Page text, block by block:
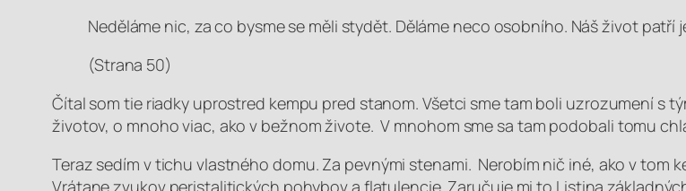
Neděláme nic, za co bysme se měli stydět. Děláme neco osobního. Náš život patří
(Strana 50)
Čítal som tie riadky uprostred kempu pred stanom. Všetci sme tam boli uzrozumení s
životov, o mnoho viac, ako v bežnom živote. V mnohom sme sa tam podobali tomu
Teraz sedím v tichu vlastného domu. Za pevnými stenami. Nerobím nič iné, ako v tom